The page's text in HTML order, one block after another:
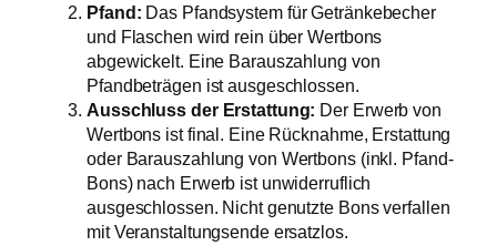
Pfand: Das Pfandsystem für Getränkebecher
und Flaschen wird rein über Wertbons
abgewickelt. Eine Barauszahlung von
Pfandbeträgen ist ausgeschlossen.
Ausschluss der Erstattung: Der Erwerb von
Wertbons ist final. Eine Rücknahme, Erstattung
oder Barauszahlung von Wertbons (inkl. Pfand-
Bons) nach Erwerb ist unwiderruflich
ausgeschlossen. Nicht genutzte Bons verfallen
mit Veranstaltungsende ersatzlos.